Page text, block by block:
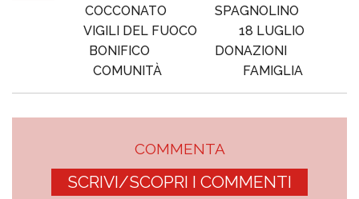
COCCONATO
SPAGNOLINO
VIGILI DEL FUOCO
18 LUGLIO
BONIFICO
DONAZIONI
COMUNITÀ
FAMIGLIA
COMMENTA
SCRIVI/SCOPRI I COMMENTI